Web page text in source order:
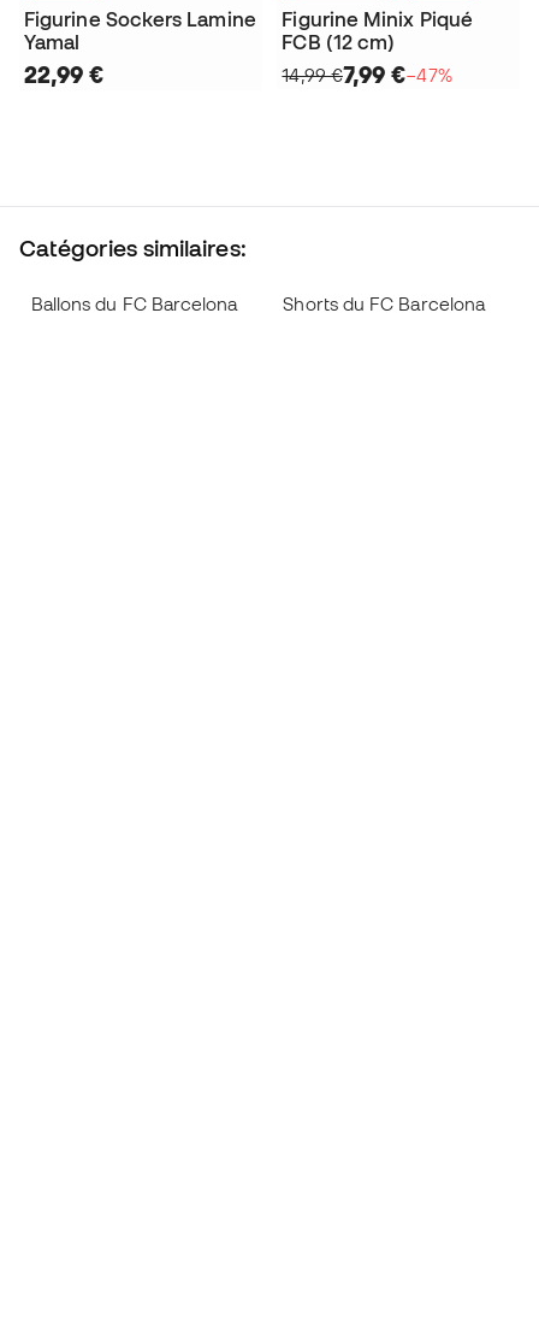
Figurine Sockers Lamine
Yamal
22,99 €
Figurine Minix Piqué
FCB (12 cm)
14,99 €7,99 €−47%
Catégories similaires:
Ballons du FC Barcelona Shorts du FC Barcelona